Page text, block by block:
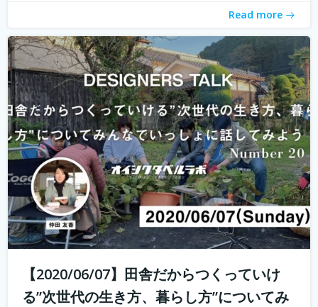
Read more
【2020/06/07】田舎だからつくっていけ
る”次世代の生き方、暮らし方”についてみ
これからの生き方についてみんなで話し、考える場、生き
方トークLab. なんとなく決めた仕事や住む場所、それって
自分が今も本当に求めているものでしょうか。コロナ禍の
中で自分の生き方を考え直している人もいるかと思いま
す。 人は人と出会い、話し、... 続きを読む